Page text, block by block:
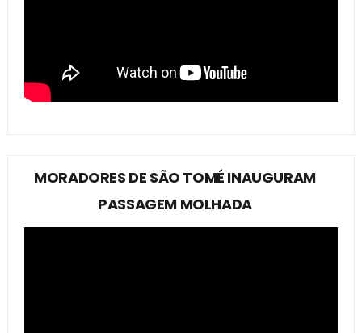
MORADORES DE SÃO TOMÉ INAUGURAM
PASSAGEM MOLHADA